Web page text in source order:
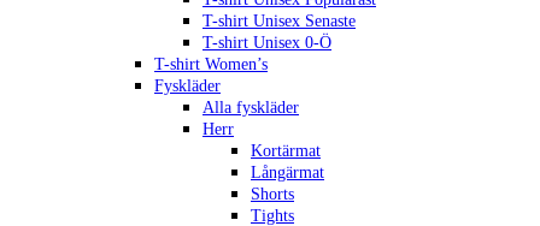
T-shirt Unisex Senaste
T-shirt Unisex 0-Ö
T-shirt Women’s
Fyskläder
Alla fyskläder
Herr
Kortärmat
Långärmat
Shorts
Tights